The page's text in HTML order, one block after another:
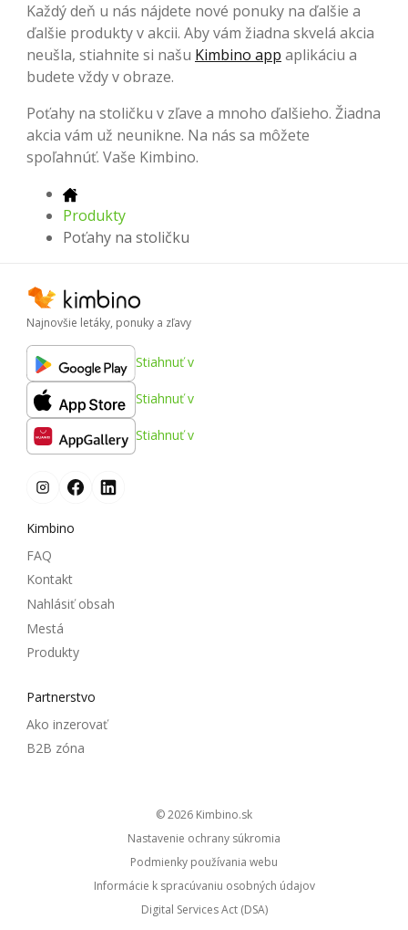
Každý deň u nás nájdete nové ponuky na ďalšie a
ďalšie produkty v akcii. Aby vám žiadna skvelá akcia
neušla, stiahnite si našu Kimbino app aplikáciu a
budete vždy v obraze.
Poťahy na stoličku v zľave a mnoho ďalšieho. Žiadna
akcia vám už neunikne. Na nás sa môžete
spoľahnúť. Vaše Kimbino.
Produkty
Poťahy na stoličku
Najnovšie letáky, ponuky a zľavy
Stiahnuť v
Stiahnuť v
Stiahnuť v
Kimbino
FAQ
Kontakt
Nahlásiť obsah
Mestá
Produkty
Partnerstvo
Ako inzerovať
B2B zóna
© 2026
kimbino.sk
Nastavenie ochrany súkromia
Podmienky používania webu
Informácie k spracúvaniu osobných údajov
Digital Services Act (DSA)